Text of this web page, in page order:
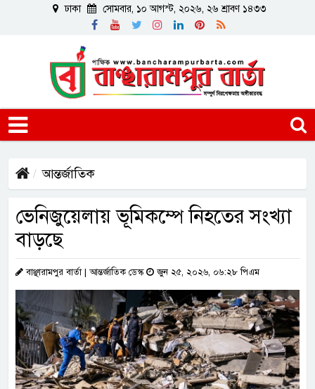
ঢাকা সোমবার, ১০ আগস্ট, ২০২৬, ২৬ শ্রাবণ ১৪৩৩
আন্তর্জাতিক
ভেনিজুয়েলায় ভূমিকম্পে নিহতের সংখ্যা
বাড়ছে
বাঞ্ছারামপুর বার্তা | আন্তর্জাতিক ডেস্ক জুন ২৫, ২০২৬, ০৬:২৮ পিএম